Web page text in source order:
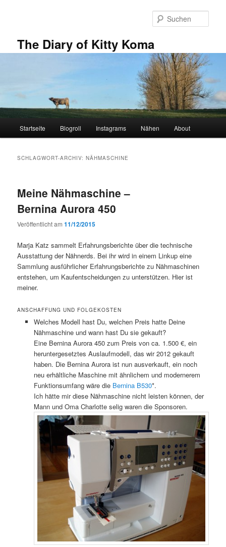
The Diary of Kitty Koma
Startseite Blogroll Instagrams Nähen About
SCHLAGWORT-ARCHIV:NÄHMASCHINE
Meine Nähmaschine –
Bernina Aurora 450
Veröffentlicht am11/12/2015
Marja Katz sammelt Erfahrungsberichte über die technische
Ausstattung der Nähnerds. Bei ihr wird in einem Linkup eine
Sammlung ausführlicher Erfahrungsberichte zu Nähmaschinen
entstehen, um Kaufentscheidungen zu unterstützen. Hier ist
meiner.
ANSCHAFFUNG UND FOLGEKOSTEN
Welches Modell hast Du, welchen Preis hatte Deine
Nähmaschine und wann hast Du sie gekauft?
Eine Bernina Aurora 450 zum Preis von ca. 1.500 €, ein
heruntergesetztes Auslaufmodell, das wir 2012 gekauft
haben. Die Bernina Aurora ist nun ausverkauft, ein noch
neu erhältliche Maschine mit ähnlichem und modernerem
Funktionsumfang wäre die Bernina B530*.
Ich hätte mir diese Nähmaschine nicht leisten können, der
Mann und Oma Charlotte selig waren die Sponsoren.